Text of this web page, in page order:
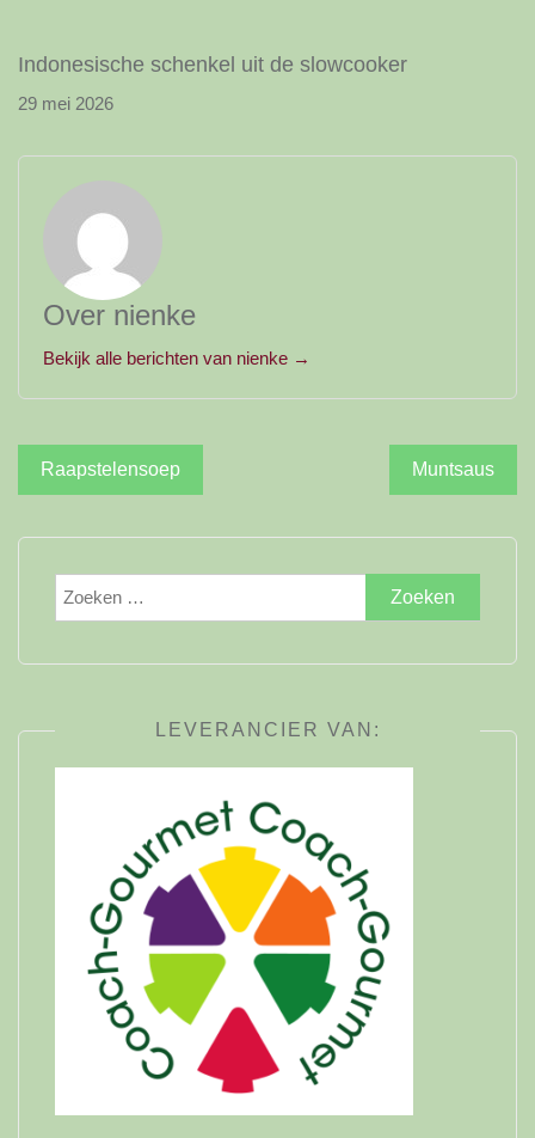
Indonesische schenkel uit de slowcooker
29 mei 2026
Over nienke
Bekijk alle berichten van nienke →
Bericht
navigatie
Raapstelensoep Muntsaus
Zoeken
naar:
LEVERANCIER VAN: